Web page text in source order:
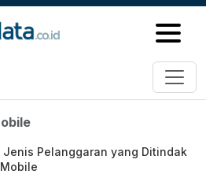
Jenis Pelanggaran yang Ditindak
Mobile